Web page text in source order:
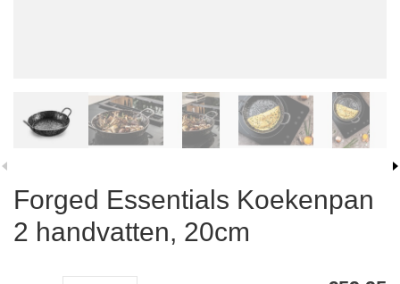
Forged Essentials Koekenpan
2 handvatten, 20cm